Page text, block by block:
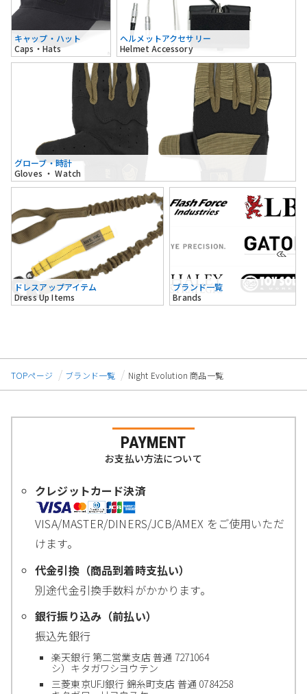
キャップ・ハット
Caps・Hats
ヘルメットアクセサリー
Helmet Accessory
グローブ・時計
Gloves ・ Watch
ドレスアップアイテム
Dress Up Items
ブランド一覧
Brands
TOPページ ブランド一覧 Night Evolution 商品一覧
PAYMENT
お支払い方法について
クレジットカード決済
VISA/MASTER/DINERS/JCB/AMEX をご使用いただ
けます。
代金引換（商品到着時支払い）
別途代金引換手数料がかかります。
銀行振り込み（前払い）
振込先銀行
楽天銀行 第二営業支店 普通 7271064
シ）キタガワシヨウテン
三菱東京UFJ銀行 錦糸町支店 普通 0784258